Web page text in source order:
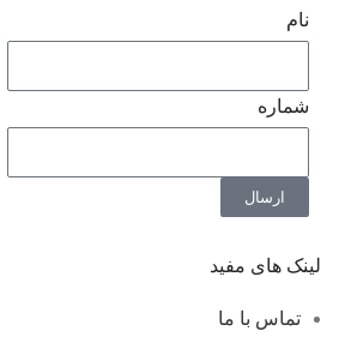
نام
شماره
ارسال
لینک های مفید
تماس با ما